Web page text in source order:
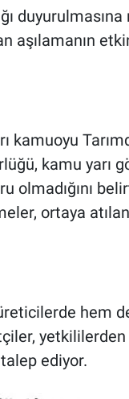
aşılamanın
kamuoyu
kamu yarı
olmadığını
ortaya
hem
ediyor.